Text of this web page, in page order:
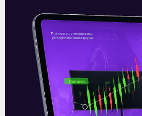
Cancelamento
No cenário político,
dando maior atenção ao